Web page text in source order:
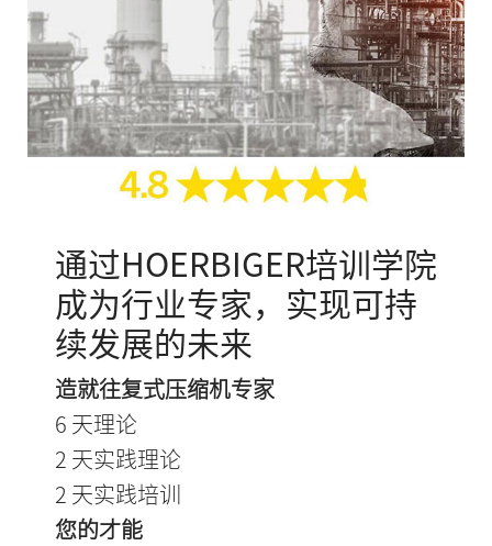
通过HOERBIGER培训学院
成为行业专家，实现可持
续发展的未来
造就往复式压缩机专家
6 天理论
2 天实践理论
2 天实践培训
您的才能